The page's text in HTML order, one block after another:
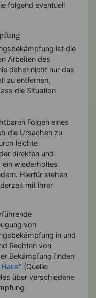
folgend eventuell
ist die
Arbeiten des
daher nicht nur das
zu entfernen,
die Situation
Folgen eines
die Ursachen zu
leichte
direkten und
ein wiederholtes
Hierfür stehen
mit ihrer
von
in und
Rechten von
Bekämpfung finden
(Quelle:
über verschiedene